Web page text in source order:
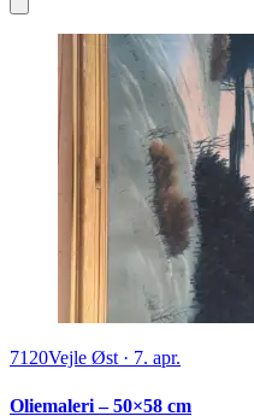
7120Vejle Øst · 7. apr.
Oliemaleri – 50×58 cm